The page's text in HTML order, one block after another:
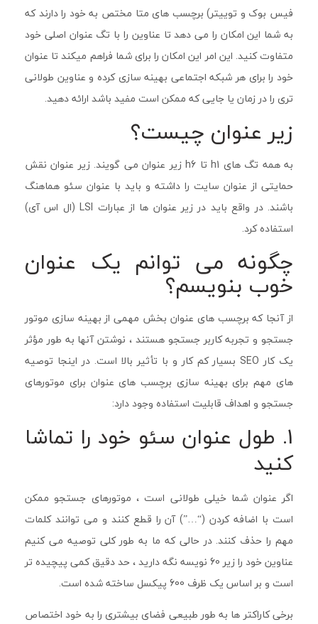
فیس بوک و توییتر) برچسب های متا مختص به خود را دارند که
به شما این امکان را می دهد تا عناوین را با تگ عنوان اصلی خود
متفاوت کنید. این امر این امکان را برای شما فراهم میکند تا عنوان
خود را برای هر شبکه اجتماعی بهینه سازی کرده و عناوین طولانی
تری را در زمان یا جایی که ممکن است مفید باشد ارائه دهید.
زیر عنوان چیست؟
به همه تگ های h1 تا h6 زیر عنوان می گویند. زیر عنوان نقش
حمایتی از عنوان سایت را داشته و باید با عنوان سئو هماهنگ
باشند. در واقع باید در زیر عنوان ها از عبارات LSI (ال اس آی)
استفاده کرد.
چگونه می توانم یک عنوان
خوب بنویسم؟
از آنجا که برچسب های عنوان بخش مهمی از بهینه سازی موتور
جستجو و تجربه کاربر جستجو هستند ، نوشتن آنها به طور مؤثر
یک کار SEO بسیار کم کار و با تأثیر بالا است. در اینجا توصیه
های مهم برای بهینه سازی برچسب های عنوان برای موتورهای
جستجو و اهداف قابلیت استفاده وجود دارد:
1. طول عنوان سئو خود را تماشا
کنید
اگر عنوان شما خیلی طولانی است ، موتورهای جستجو ممکن
است با اضافه کردن (“…”) آن را قطع کنند و می توانند کلمات
مهم را حذف کنند. در حالی که ما به طور کلی توصیه می کنیم
عناوین خود را زیر 60 نویسه نگه دارید ، حد دقیق کمی پیچیده تر
است و بر اساس یک ظرف 600 پیکسل ساخته شده است.
برخی کاراکتر ها به طور طبیعی فضای بیشتری را به خود اختصاص